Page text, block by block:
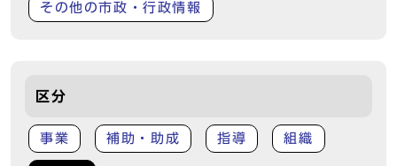
その他の市政・行政情報
区分
事業 補助・助成 指導 組織